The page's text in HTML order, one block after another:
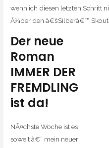
wenn ich diesen letzten Schritt
Ã¼ber den â€šSilberâ€™
Der neue
Roman
IMMER DER
FREMDLING
ist da!
NÃ¤chste Woche ist es
soweit â€“ mein neuer